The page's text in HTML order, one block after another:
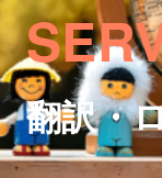
翻訳・